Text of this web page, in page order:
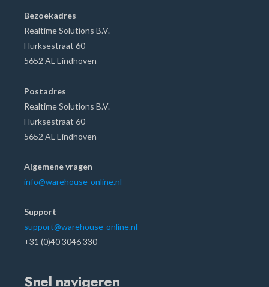
Bezoekadres
Realtime Solutions B.V.
Hurksestraat 60
5652 AL Eindhoven
Postadres
Realtime Solutions B.V.
Hurksestraat 60
5652 AL Eindhoven
Algemene vragen
info@warehouse-online.nl
Support
support@warehouse-online.nl
+31 (0)40 3046 330
Snel navigeren